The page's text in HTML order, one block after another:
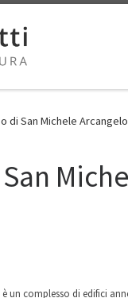
di San Michele Arcangelo
un complesso di edifici